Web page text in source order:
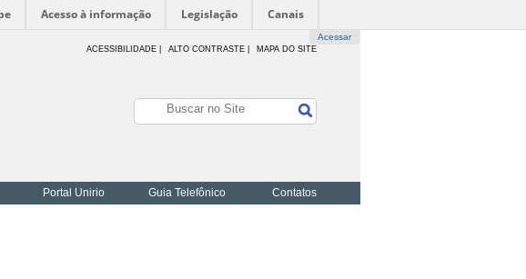
Acesso à informação Legislação Canais
Acessar
ACESSIBILIDADE ALTO CONTRASTE | MAPA DO SITE
Portal Unirio Guia Telefônico Contatos